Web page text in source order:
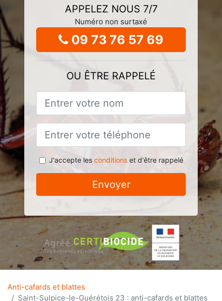
APPELEZ NOUS 7/7
Numéro non surtaxé
09 73 76 57 69
OU ÊTRE RAPPELÉ
J'accepte les conditionset d'être rappelé
Envoyer
Anti-cafards et blattes
Saint-Sulpice-le-Guérétois 23 : anti-cafards et blattes